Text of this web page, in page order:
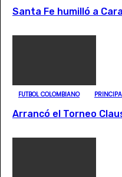
Santa Fe humilló a
FUTBOL COLOMBIANO
Arrancó el Torneo